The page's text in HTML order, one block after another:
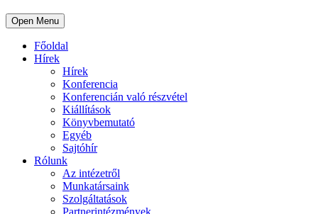
Open Menu
Főoldal
Hírek
Hírek
Konferencia
Konferencián való részvétel
Kiállítások
Könyvbemutató
Egyéb
Sajtóhír
Rólunk
Az intézetről
Munkatársaink
Szolgáltatások
Partnerintézmények